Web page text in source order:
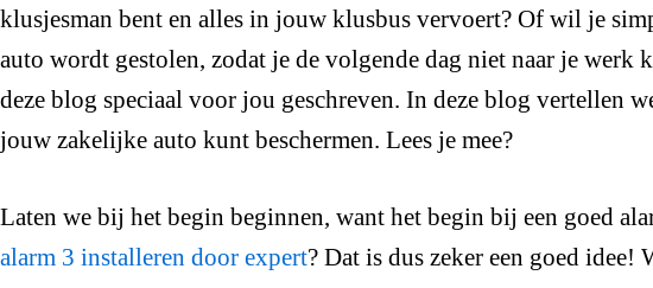
klusjesman bent en alles in jouw klusbus vervoert? Of wil je
auto wordt gestolen, zodat je de volgende dag niet naar je werk
deze blog speciaal voor jou geschreven. In deze blog vertellen
jouw zakelijke auto kunt beschermen. Lees je mee?
Laten we bij het begin beginnen, want het begin bij een goed
alarm 3 installeren door expert? Dat is dus zeker een goed idee!